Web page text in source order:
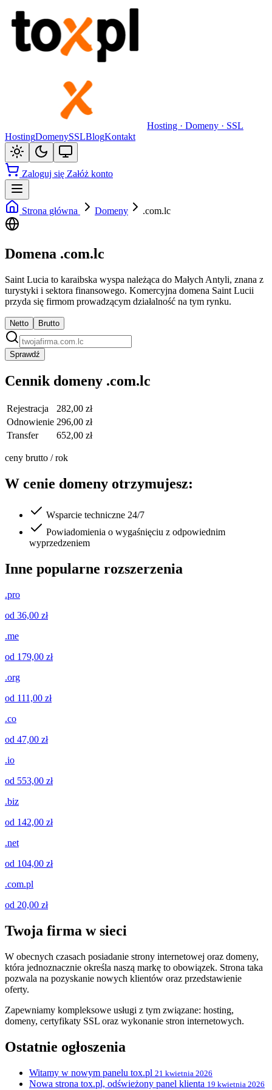
Hosting · Domeny · SSL
HostingDomenySSLBlogKontakt
Zaloguj się Załóż konto
Strona główna Domeny .com.lc
Domena .com.lc
Saint Lucia to karaibska wyspa należąca do Małych Antyli, znana z
turystyki i sektora finansowego. Komercyjna domena Saint Lucii
przyda się firmom prowadzącym działalność na tym rynku.
Netto Brutto
Sprawdź
Cennik domeny .com.lc
Rejestracja
282,00 zł
Odnowienie 296,00 zł
Transfer
652,00 zł
ceny brutto / rok
W cenie domeny otrzymujesz:
Wsparcie techniczne 24/7
Powiadomienia o wygaśnięciu z odpowiednim
wyprzedzeniem
Inne popularne rozszerzenia
.pro
od 36,00 zł
.me
od 179,00 zł
.org
od 111,00 zł
.co
od 47,00 zł
.io
od 553,00 zł
.biz
od 142,00 zł
.net
od 104,00 zł
.com.pl
od 20,00 zł
Twoja firma w sieci
W obecnych czasach posiadanie strony internetowej oraz domeny,
która jednoznacznie określa naszą markę to obowiązek. Strona taka
pozwala na pozyskanie nowych klientów oraz przedstawienie
oferty.
Zapewniamy kompleksowe usługi z tym związane: hosting,
domeny, certyfikaty SSL oraz wykonanie stron internetowych.
Ostatnie ogłoszenia
Witamy w nowym panelu tox.pl 21 kwietnia 2026
Nowa strona tox.pl, odświeżony panel klienta 19 kwietnia 2026